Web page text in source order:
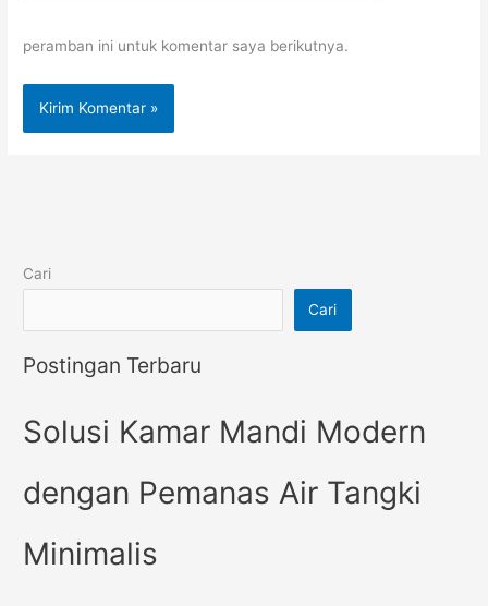
peramban ini untuk komentar saya berikutnya.
Cari
Cari
Postingan Terbaru
Solusi Kamar Mandi Modern
dengan Pemanas Air Tangki
Minimalis